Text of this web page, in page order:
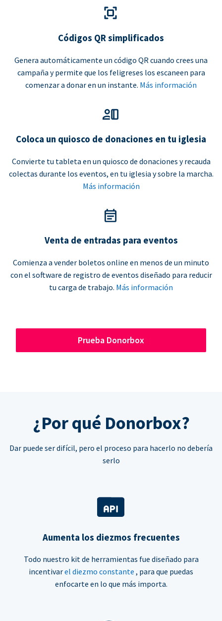
Códigos QR simplificados
Genera automáticamente un código QR cuando crees una
campaña y permite que los feligreses los escaneen para
comenzar a donar en un instante. Más información
Coloca un quiosco de donaciones en tu iglesia
Convierte tu tableta en un quiosco de donaciones y recauda
colectas durante los eventos, en tu iglesia y sobre la marcha.
Más información
Venta de entradas para eventos
Comienza a vender boletos online en menos de un minuto
con el software de registro de eventos diseñado para reducir
tu carga de trabajo. Más información
Prueba Donorbox
¿Por qué Donorbox?
Dar puede ser difícil, pero el proceso para hacerlo no debería
serlo
Aumenta los diezmos frecuentes
Todo nuestro kit de herramientas fue diseñado para
incentivarel diezmo constante , para que puedas
enfocarte en lo que más importa.